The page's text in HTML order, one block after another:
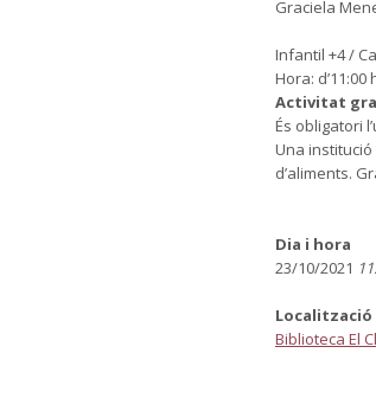
Graciela
Infantil +4 /
Hora: d’11:00
Activitat
És obligatori
Una
d’aliments.
Dia i hora
23/10/2021
Localització
Biblioteca El